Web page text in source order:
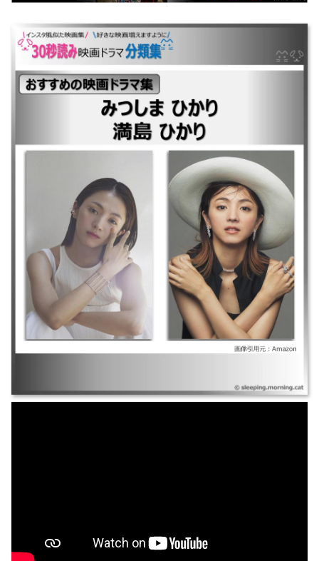
｜兄を持ち運べるサイズに ｜ラストマイル ｜アイ・アムまきもと ｜未来
への10カウント ｜TANG タング ｜監獄のお姫さま ｜愚行録 ｜カルテット
｜ど根性ガエル ｜駆込み女と駆出し男 ｜ごめんね青春 ｜Woman ｜モテ
キ ｜悪人 ｜川の底からこんにちは ｜デスノートthe Last name ｜デスノ